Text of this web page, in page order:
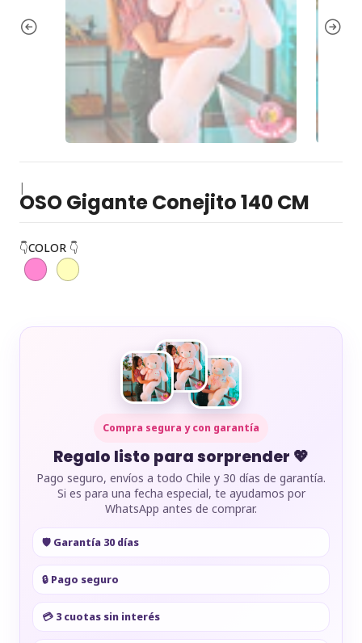
|
OSO Gigante Conejito 140 CM
👇COLOR 👇
Compra segura y con garantía
Regalo listo para sorprender 💖
Pago seguro, envíos a todo Chile y 30 días de garantía.
Si es para una fecha especial, te ayudamos por
WhatsApp antes de comprar.
🛡️ Garantía 30 días
🔒 Pago seguro
💳 3 cuotas sin interés